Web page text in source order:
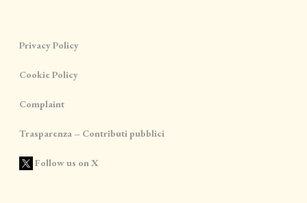
Privacy Policy
Cookie Policy
Complaint
Trasparenza – Contributi pubblici
Follow us on X